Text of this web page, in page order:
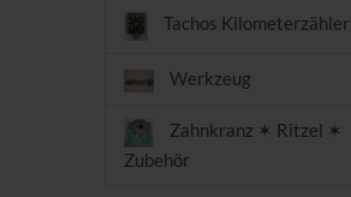
Tachos Kilometerzähler
Werkzeug
Zahnkranz ✶ Ritzel ✶
Zubehör